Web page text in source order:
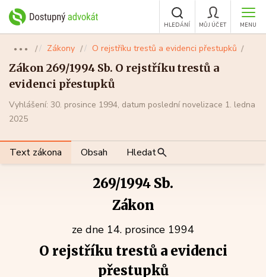
MENU
MŮJ ÚČET
HLEDÁNÍ
●●● Zákony O rejstříku trestů a evidenci přestupků
Zákon 269/1994 Sb. O rejstříku trestů a
evidenci přestupků
Vyhlášení: 30. prosince 1994, datum poslední novelizace 1. ledna
2025
Text zákona Obsah Hledat
269/1994 Sb.
Zákon
ze dne 14. prosince 1994
O rejstříku trestů a evidenci
přestupků